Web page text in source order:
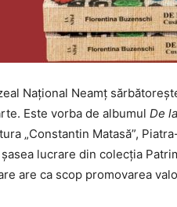
Național Neamț
Este vorba de albumul De
„Constantin Matasă”,
lucrare din colecția
are ca scop promovarea